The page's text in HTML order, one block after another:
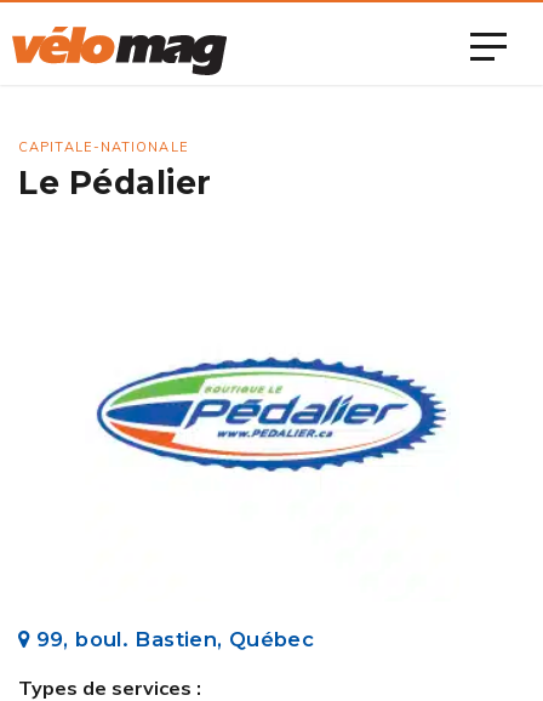
CAPITALE-NATIONALE
Le Pédalier
99, boul. Bastien, Québec
Types de services :